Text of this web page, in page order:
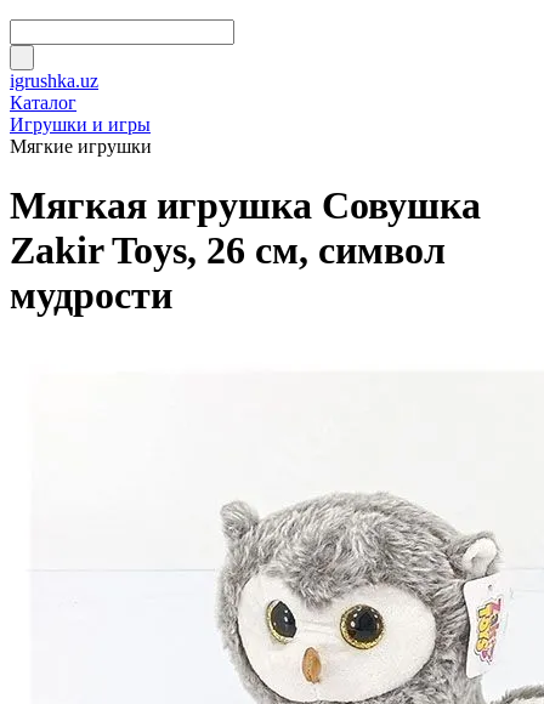
igrushka.uz
Каталог
Игрушки и игры
Мягкие игрушки
Мягкая игрушка Совушка
Zakir Toys, 26 см, символ
мудрости